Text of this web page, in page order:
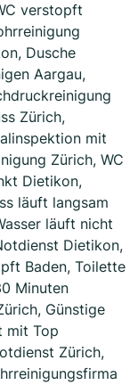
verstopft
Dusche
Aargau,
Zürich,
mit
Zürich, WC
Dietikon,
läuft langsam
läuft nicht
Dietikon,
Baden, Toilette
Minuten
Günstige
mit Top
Zürich,